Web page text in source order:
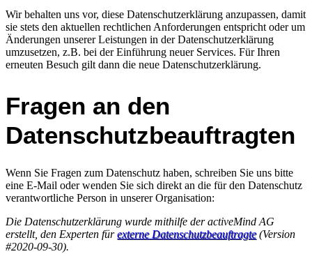
Wir behalten uns vor, diese Datenschutzerklärung anzupassen, damit
sie stets den aktuellen rechtlichen Anforderungen entspricht oder um
Änderungen unserer Leistungen in der Datenschutzerklärung
umzusetzen, z.B. bei der Einführung neuer Services. Für Ihren
erneuten Besuch gilt dann die neue Datenschutzerklärung.
Fragen an den
Datenschutzbeauftragten
Wenn Sie Fragen zum Datenschutz haben, schreiben Sie uns bitte
eine E-Mail oder wenden Sie sich direkt an die für den Datenschutz
verantwortliche Person in unserer Organisation:
Die Datenschutzerklärung wurde mithilfe der activeMind AG
erstellt, den Experten fürexterne Datenschutzbeauftragte(Version
#2020-09-30).